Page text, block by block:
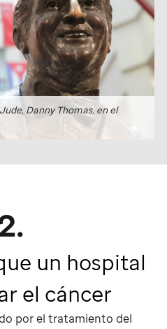
, Danny Thomas, en el
un hospital
el cáncer
por el tratamiento del